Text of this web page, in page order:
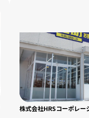
株式会社HRSコーポレー
中古
中古